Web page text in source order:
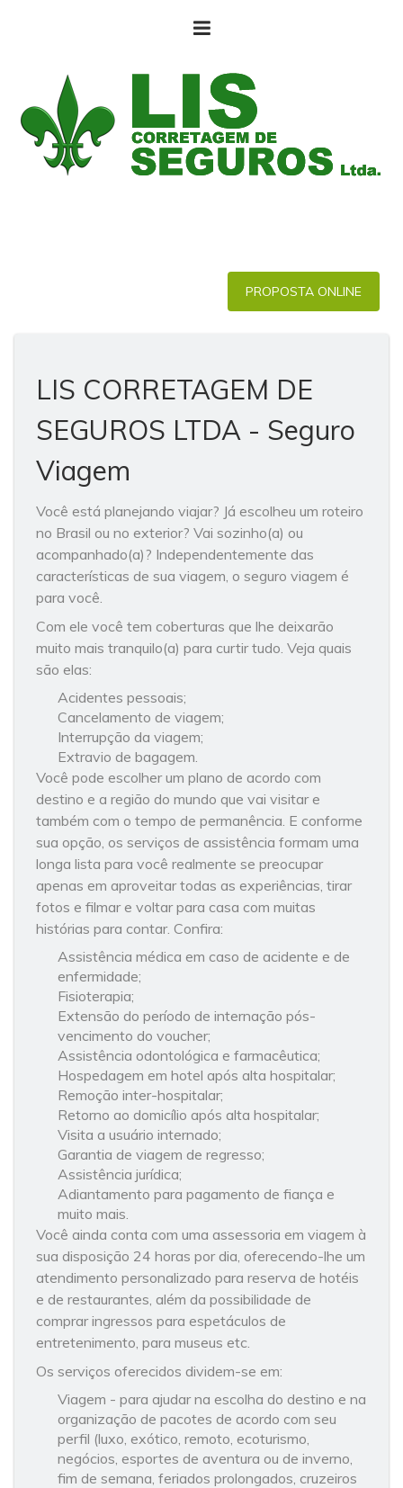
PROPOSTA ONLINE
LIS CORRETAGEM DE
SEGUROS LTDA - Seguro
Viagem
Você está planejando viajar? Já escolheu um roteiro
no Brasil ou no exterior? Vai sozinho(a) ou
acompanhado(a)? Independentemente das
características de sua viagem, o seguro viagem é
para você.
Com ele você tem coberturas que lhe deixarão
muito mais tranquilo(a) para curtir tudo. Veja quais
são elas:
Acidentes pessoais;
Cancelamento de viagem;
Interrupção da viagem;
Extravio de bagagem.
Você pode escolher um plano de acordo com
destino e a região do mundo que vai visitar e
também com o tempo de permanência. E conforme
sua opção, os serviços de assistência formam uma
longa lista para você realmente se preocupar
apenas em aproveitar todas as experiências, tirar
fotos e filmar e voltar para casa com muitas
histórias para contar. Confira:
Assistência médica em caso de acidente e de
enfermidade;
Fisioterapia;
Extensão do período de internação pós-
vencimento do voucher;
Assistência odontológica e farmacêutica;
Hospedagem em hotel após alta hospitalar;
Remoção inter-hospitalar;
Retorno ao domicílio após alta hospitalar;
Visita a usuário internado;
Garantia de viagem de regresso;
Assistência jurídica;
Adiantamento para pagamento de fiança e
muito mais.
Você ainda conta com uma assessoria em viagem à
sua disposição 24 horas por dia, oferecendo-lhe um
atendimento personalizado para reserva de hotéis
e de restaurantes, além da possibilidade de
comprar ingressos para espetáculos de
entretenimento, para museus etc.
Os serviços oferecidos dividem-se em:
Viagem - para ajudar na escolha do destino e na
organização de pacotes de acordo com seu
perfil (luxo, exótico, remoto, ecoturismo,
negócios, esportes de aventura ou de inverno,
fim de semana, feriados prolongados, cruzeiros